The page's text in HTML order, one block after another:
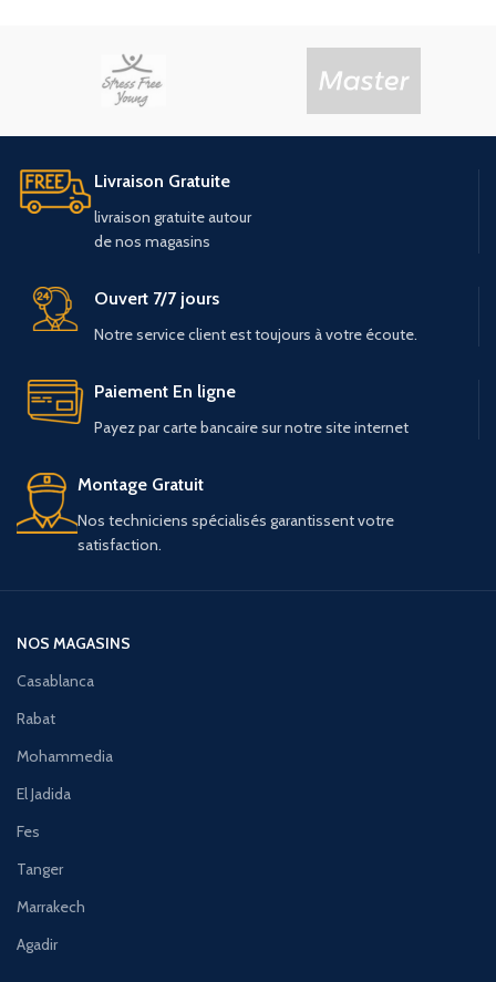
Livraison Gratuite
livraison gratuiteautour
denos magasins
Ouvert 7/7 jours
Notre service client est toujours à votre écoute.
Paiement En ligne
Payez par carte bancaire sur notre site internet
Montage Gratuit
Nos techniciens spécialisés garantissent votre
satisfaction.
NOS MAGASINS
Casablanca
Rabat
Mohammedia
El Jadida
Fes
Tanger
Marrakech
Agadir